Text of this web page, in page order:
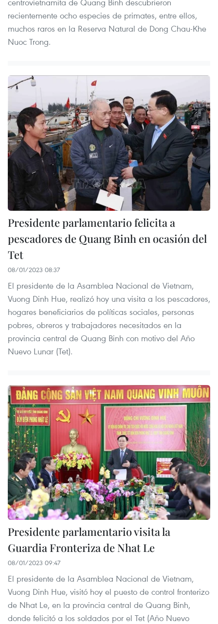
centrovietnamita de Quang Binh descubrieron
recientemente ocho especies de primates, entre ellos,
muchos raros en la Reserva Natural de Dong Chau-Khe
Nuoc Trong.
Presidente parlamentario felicita a
pescadores de Quang Binh en ocasión del
Tet
08/01/2023 08:37
El presidente de la Asamblea Nacional de Vietnam,
Vuong Dinh Hue, realizó hoy una visita a los pescadores,
hogares beneficiarios de políticas sociales, personas
pobres, obreros y trabajadores necesitados en la
provincia central de Quang Binh con motivo del Año
Nuevo Lunar (Tet).
Presidente parlamentario visita la
Guardia Fronteriza de Nhat Le
08/01/2023 09:47
El presidente de la Asamblea Nacional de Vietnam,
Vuong Dinh Hue, visitó hoy el puesto de control fronterizo
de Nhat Le, en la provincia central de Quang Binh,
donde felicitó a los soldados por el Tet (Año Nuevo